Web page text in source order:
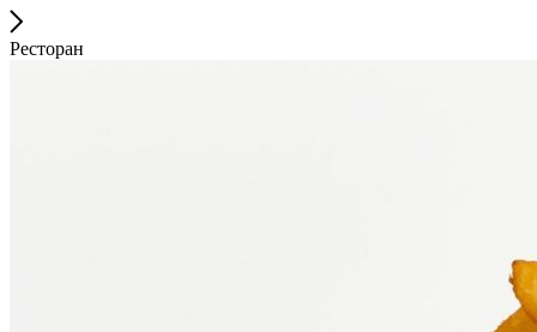
Ресторан